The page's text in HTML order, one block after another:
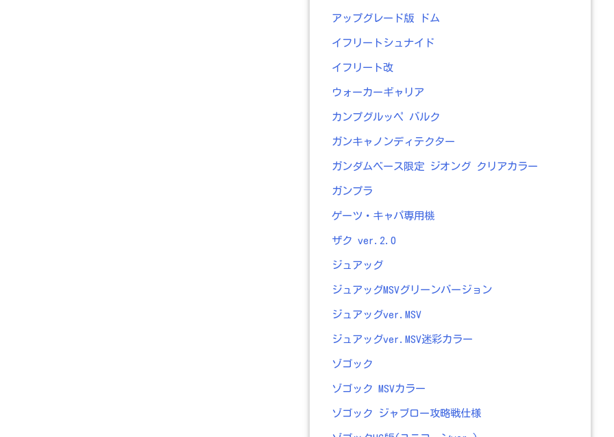
アップグレード版 ドム
イフリートシュナイド
イフリート改
ウォーカーギャリア
カンプグルッペ バルク
ガンキャノンディテクター
ガンダムベース限定 ジオング クリアカラー
ガンプラ
ゲーツ・キャパ専用機
ザク ver.2.0
ジュアッグ
ジュアッグMSVグリーンバージョン
ジュアッグver.MSV
ジュアッグver.MSV迷彩カラー
ゾゴック
ゾゴック MSVカラー
ゾゴック ジャブロー攻略戦仕様